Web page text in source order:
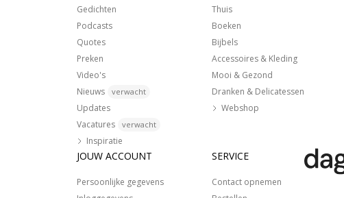
Gedichten
Podcasts
Quotes
Preken
Video's
Nieuws
verwacht
Updates
Vacatures
verwacht
Inspiratie
Thuis
Boeken
Bijbels
Accessoires & Kleding
Mooi & Gezond
Dranken & Delicatessen
Webshop
JOUW ACCOUNT
Persoonlijke gegevens
SERVICE
Contact opnemen